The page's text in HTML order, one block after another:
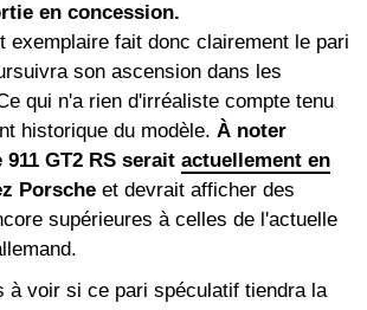
en concession.
exemplaire fait donc clairement le pari
son ascension dans les
qui n'a rien d'irréaliste compte tenu
historique du modèle. À noter
GT2 RS serait actuellement en
Porsche et devrait afficher des
supérieures à celles de l'actuelle
à voir si ce pari spéculatif tiendra la